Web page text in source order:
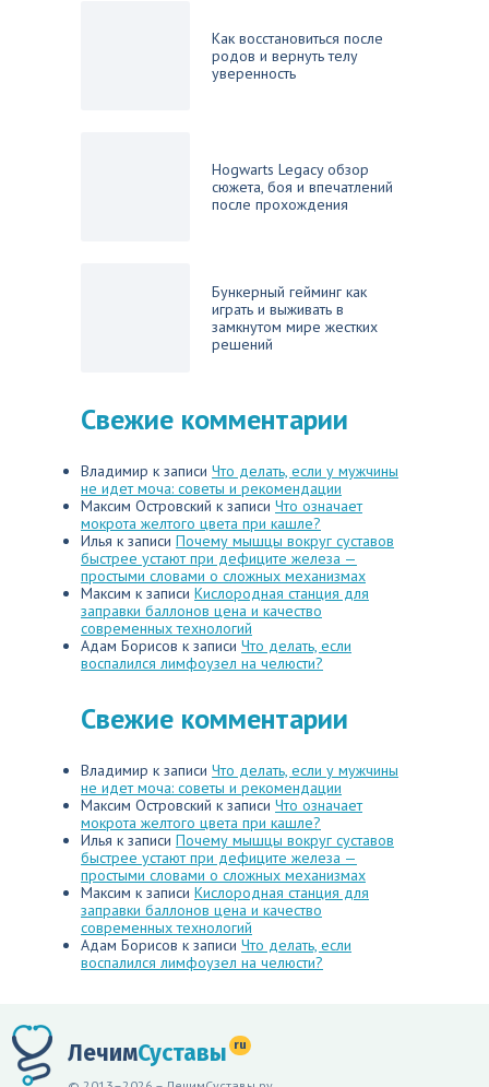
Как восстановиться после
родов и вернуть телу
уверенность
Hogwarts Legacy обзор
сюжета, боя и впечатлений
после прохождения
Бункерный гейминг как
играть и выживать в
замкнутом мире жестких
решений
Свежие комментарии
Владимир к записи Что делать, если у мужчины
не идет моча: советы и рекомендации
Максим Островский к записи Что означает
мокрота желтого цвета при кашле?
Илья к записи Почему мышцы вокруг суставов
быстрее устают при дефиците железа —
простыми словами о сложных механизмах
Максим к записи Кислородная станция для
заправки баллонов цена и качество
современных технологий
Адам Борисов к записи Что делать, если
воспалился лимфоузел на челюсти?
Свежие комментарии
Владимир к записи Что делать, если у мужчины
не идет моча: советы и рекомендации
Максим Островский к записи Что означает
мокрота желтого цвета при кашле?
Илья к записи Почему мышцы вокруг суставов
быстрее устают при дефиците железа —
простыми словами о сложных механизмах
Максим к записи Кислородная станция для
заправки баллонов цена и качество
современных технологий
Адам Борисов к записи Что делать, если
воспалился лимфоузел на челюсти?
ЛечимСуставы ru